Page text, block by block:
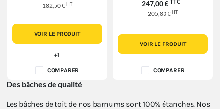
182,50 €HT
VOIR LE PRODUIT
+1
COMPARER
247,00 € TTC
205,83 €HT
VOIR LE PRODUIT
COMPARER
Des bâches de qualité
Les bâches de toit de nos barnums sont 100% étanches. Nos